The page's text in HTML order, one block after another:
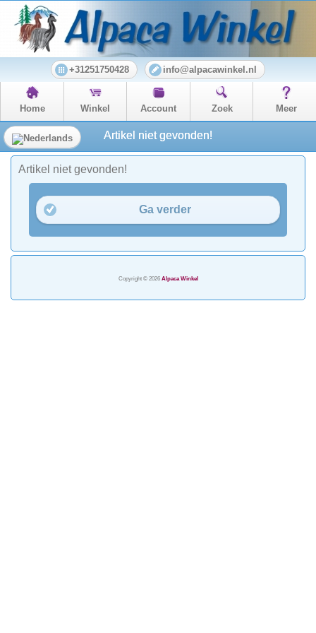
+31251750428 info@alpacawinkel.nl
Home Winkel Account Zoek Meer
Artikel niet gevonden!
Artikel niet gevonden!
Ga verder
Copyright © 2026 Alpaca Winkel